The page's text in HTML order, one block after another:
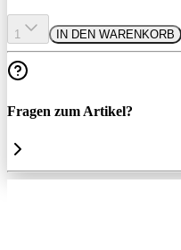
1 IN DEN WARENKORB
Fragen zum Artikel?